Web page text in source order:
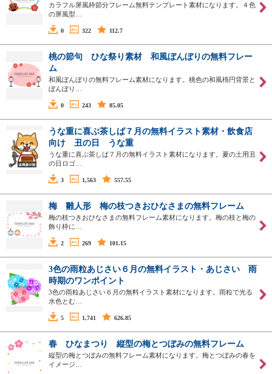
カラフル屏風枠節分フレーム無料テンプレート素材になります。４色
の屏風型…
0 322 112.7
桃の節句 ひな祭り素材 和風ぼんぼりの無料フレー
ム
和風ぼんぼりの無料フレーム素材になります。桃色の和風楕円背景と
ぼんぼり…
0 243 85.05
うな重に喜ぶ茶しば７月の無料イラスト素材・飲食店
向け 丑の日 うな重
うな重に喜ぶ茶しば７月の無料イラスト素材になります。夏の土用丑
の日ロゴ…
3 1,563 557.55
梅 雛人形 梅の枝つきおひなさまの無料フレーム
梅の枝つきおひなさまの無料フレーム素材になります。梅の枝と梅の
飾り枠に…
2 269 101.15
3色の雨粒あじさい６月の無料イラスト・あじさい 雨
時期のワンポイント
3色の雨粒あじさい６月の無料イラスト素材になります。雨粒で光る
水色とむ…
5 1,741 626.85
春 ひなまつり 縦型の梅とつぼみの無料フレーム
縦型の梅とつぼみの無料フレーム素材になります。梅とつぼみの春を
イメージ…